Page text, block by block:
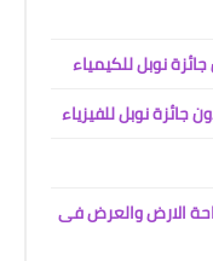
نوبل للكيمياء
نوبل للفيزياء
الارض والعرض فى